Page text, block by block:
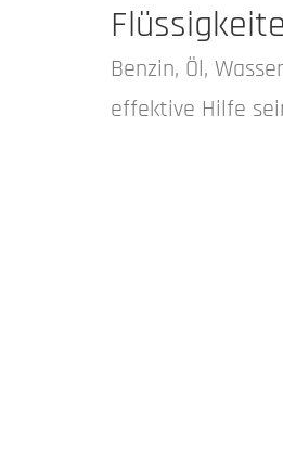
Benzin, Öl,
effektive Hilfe